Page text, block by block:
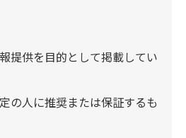
提供を目的として掲載してい
の人に推奨または保証するも